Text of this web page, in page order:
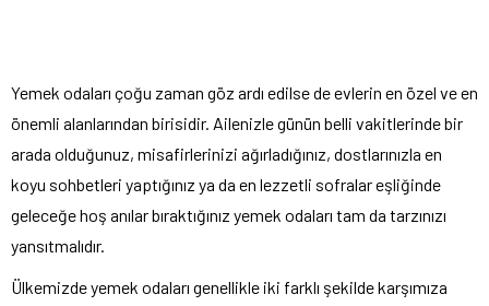
Yemek odaları çoğu zaman göz ardı edilse de evlerin en özel ve en
önemli alanlarından birisidir. Ailenizle günün belli vakitlerinde bir
arada olduğunuz, misafirlerinizi ağırladığınız, dostlarınızla en
koyu sohbetleri yaptığınız ya da en lezzetli sofralar eşliğinde
geleceğe hoş anılar bıraktığınız yemek odaları tam da tarzınızı
yansıtmalıdır.
Ülkemizde yemek odaları genellikle iki farklı şekilde karşımıza